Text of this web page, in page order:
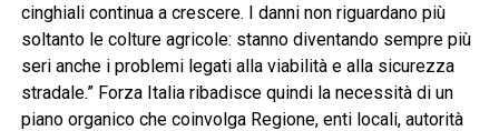
cinghiali continua a crescere. I danni non riguardano più
soltanto le colture agricole: stanno diventando sempre più
seri anche i problemi legati alla viabilità e alla sicurezza
stradale.” Forza Italia ribadisce quindi la necessità di un
piano organico che coinvolga Regione, enti locali, autorità